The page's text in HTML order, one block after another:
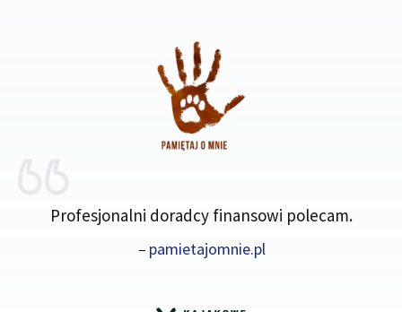
Profesjonalni doradcy finansowi polecam.
– pamietajomnie.pl